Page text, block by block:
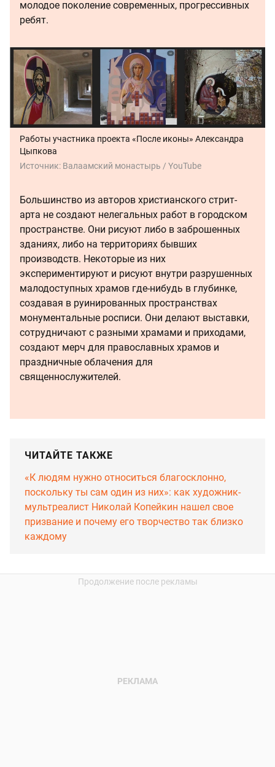
молодое поколение современных, прогрессивных
ребят.
Работы участника проекта «После иконы» Александра
Цыпкова
Источник: Валаамский монастырь / YouTube
Большинство из авторов христианского стрит-
арта не создают нелегальных работ в городском
пространстве. Они рисуют либо в заброшенных
зданиях, либо на территориях бывших
производств. Некоторые из них
экспериментируют и рисуют внутри разрушенных
малодоступных храмов где-нибудь в глубинке,
создавая в руинированных пространствах
монументальные росписи. Они делают выставки,
сотрудничают с разными храмами и приходами,
создают мерч для православных храмов и
праздничные облачения для
священнослужителей.
ЧИТАЙТЕ ТАКЖЕ
«К людям нужно относиться благосклонно,
поскольку ты сам один из них»: как художник-
мультреалист Николай Копейкин нашел свое
призвание и почему его творчество так близко
каждому